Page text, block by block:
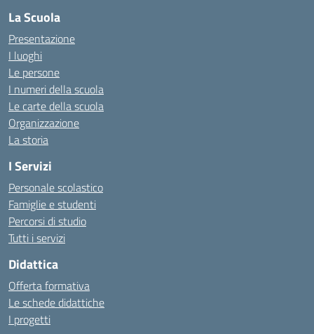
La Scuola
Presentazione
I luoghi
Le persone
I numeri della scuola
Le carte della scuola
Organizzazione
La storia
I Servizi
Personale scolastico
Famiglie e studenti
Percorsi di studio
Tutti i servizi
Didattica
Offerta formativa
Le schede didattiche
I progetti